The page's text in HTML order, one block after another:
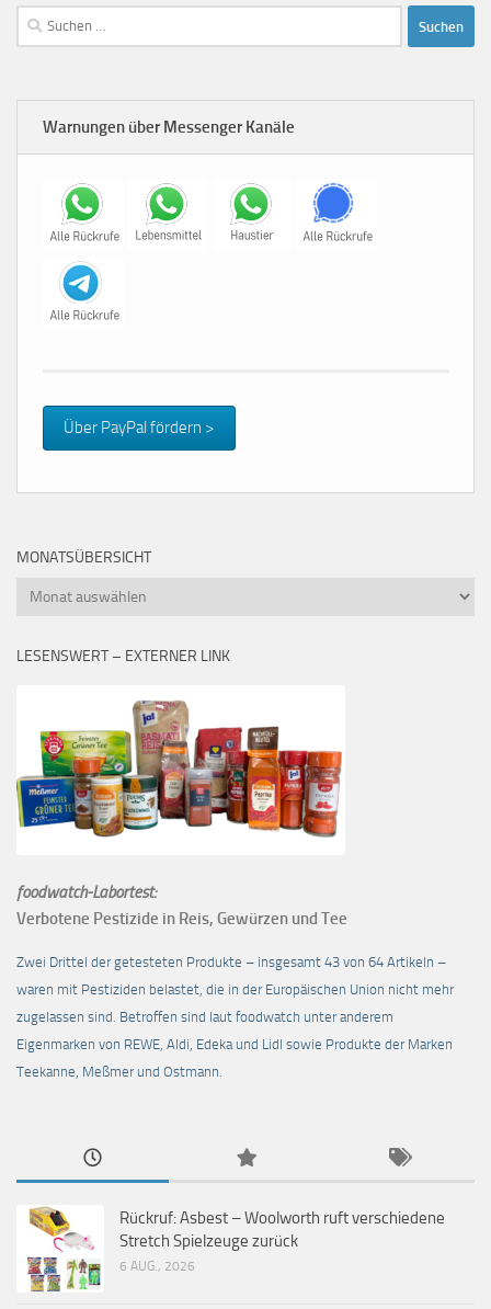
Suchen
nach:
Warnungen über Messenger Kanäle
Über PayPal fördern >
MONATSÜBERSICHT
Monatsübersicht
LESENSWERT – EXTERNER LINK
foodwatch-Labortest:
Verbotene Pestizide in Reis, Gewürzen und Tee
Zwei Drittel der getesteten Produkte – insgesamt 43 von 64 Artikeln –
waren mit Pestiziden belastet, die in der Europäischen Union nicht mehr
zugelassen sind. Betroffen sind laut foodwatch unter anderem
Eigenmarken von REWE, Aldi, Edeka und Lidl sowie Produkte der Marken
Teekanne, Meßmer und Ostmann.
Rückruf: Asbest – Woolworth ruft verschiedene
Stretch Spielzeuge zurück
6 AUG., 2026